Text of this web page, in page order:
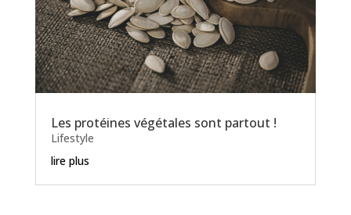
Les protéines végétales sont partout !
Lifestyle
lire plus